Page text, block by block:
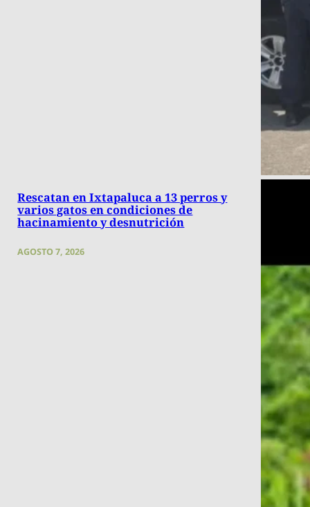
Rescatan en Ixtapaluca a 13 perros y
varios gatos en condiciones de
hacinamiento y desnutrición
AGOSTO 7, 2026